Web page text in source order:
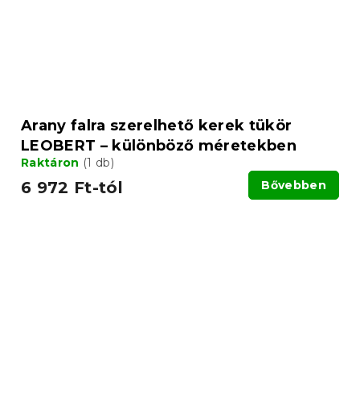
Arany falra szerelhető kerek tükör
LEOBERT – különböző méretekben
Raktáron (1 db)
6 972 Ft-tól Bővebben